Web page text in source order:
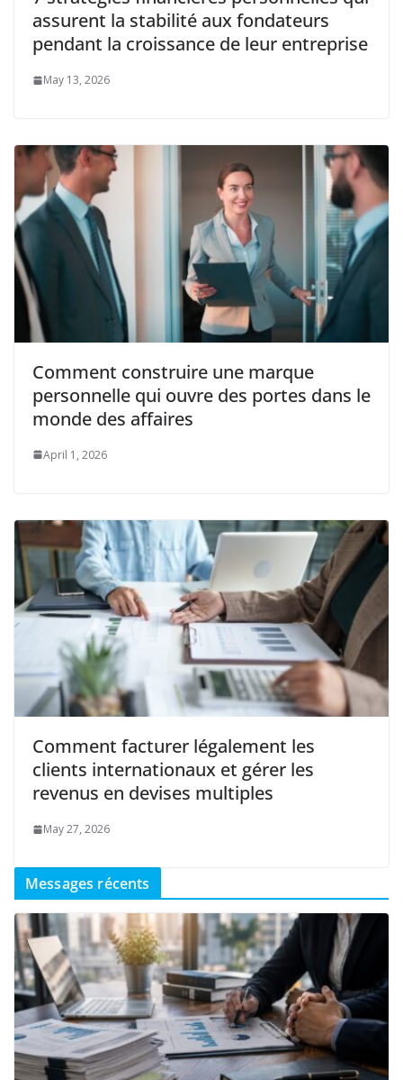
assurent la stabilité aux fondateurs
pendant la croissance de leur entreprise
May 13, 2026
Comment construire une marque
personnelle qui ouvre des portes dans le
monde des affaires
April 1, 2026
Comment facturer légalement les
clients internationaux et gérer les
revenus en devises multiples
May 27, 2026
Messages récents